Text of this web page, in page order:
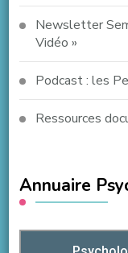
Newsletter
Vidéo »
Podcast : les
Ressources
Annuaire